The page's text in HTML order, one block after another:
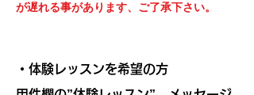
が遅れる事があります、ご了承下さい。
・体験レッスンを希望の方